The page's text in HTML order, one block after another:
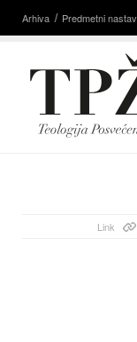
Arhiva Predmetni
Link